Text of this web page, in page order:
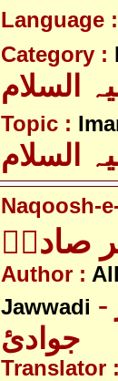
Language :
Category :
Topic :
السلام
Naqoosh-
صادقؑ
Author :
Jawwadi - علامہ سیّد ذیشان حیدر
جوادئ
Translator :